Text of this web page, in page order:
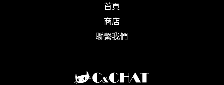
首頁
商店
聯繫我們